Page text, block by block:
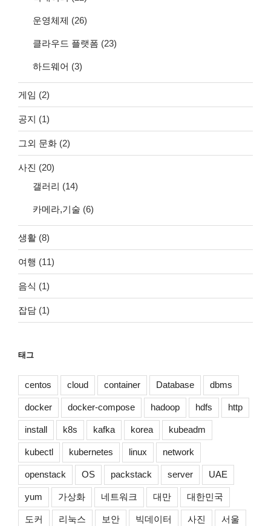
운영체제 (26)
클라우드 플랫폼 (23)
하드웨어 (3)
게임 (2)
공지 (1)
그외 문화 (2)
사진 (20)
갤러리 (14)
카메라,기술 (6)
생활 (8)
여행 (11)
음식 (1)
잡담 (1)
태그
centos cloud container Database dbms
docker docker-compose hadoop hdfs http
install k8s kafka korea kubeadm
kubectl kubernetes linux network
openstack OS packstack server UAE
yum 가상화 네트워크 대만 대한민국
도커 리눅스 보안 빅데이터 사진 서울